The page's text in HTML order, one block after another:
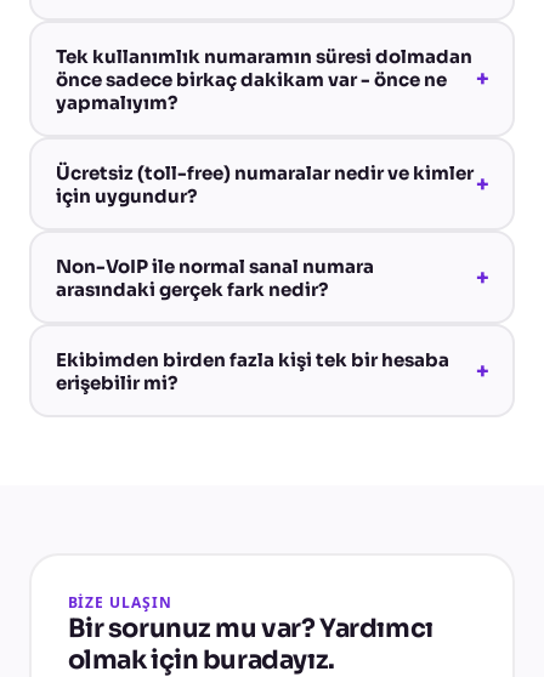
Tek kullanımlık numaramın süresi dolmadan
önce sadece birkaç dakikam var - önce ne
yapmalıyım?
+
Ücretsiz (toll-free) numaralar nedir ve kimler
için uygundur?
+
Non-VoIP ile normal sanal numara
arasındaki gerçek fark nedir?
+
Ekibimden birden fazla kişi tek bir hesaba
erişebilir mi?
+
BİZE ULAŞIN
Bir sorunuz mu var? Yardımcı
olmak için buradayız.